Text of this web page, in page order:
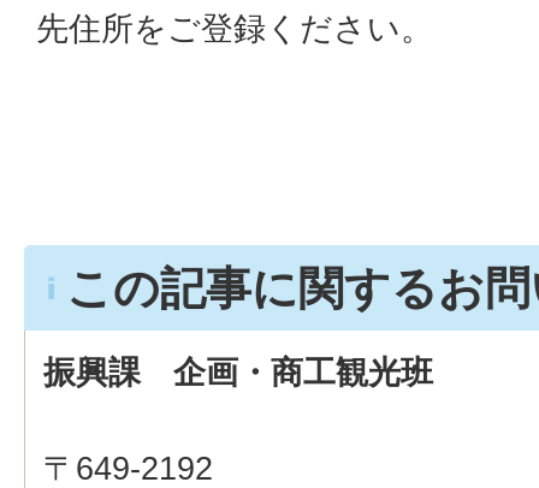
先住所をご登録ください。
この記事に関するお
振興課 企画・商工観光班
〒649-2192